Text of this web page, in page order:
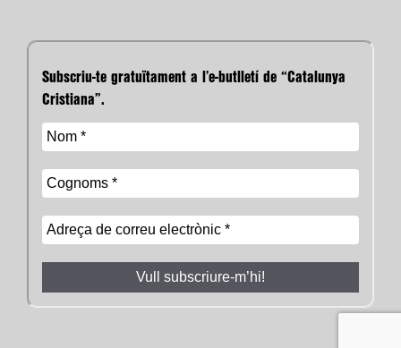
Subscriu-te gratuïtament a l’e-butlletí de “Catalunya
Cristiana”.